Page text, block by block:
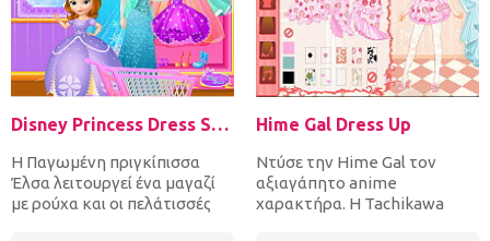
Disney Princess Dress Store
Η Παγωμένη πριγκίπισσα
Έλσα λειτουργεί ένα μαγαζί
με ρούχα και οι πελάτισσές
Hime Gal Dress Up
Ντύσε την Hime Gal τον
αξιαγάπητο anime
χαρακτήρα. Η Tachikawa